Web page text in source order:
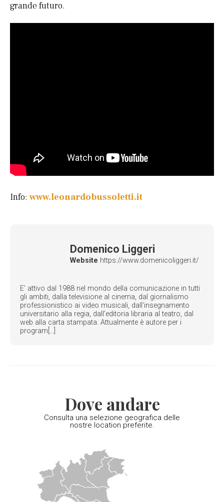
grande futuro.
Info: www.leonardobussoletti.it
Domenico Liggeri
Website https://www.domenicoliggeri.it/
E’ attivo dal 1988 nel mondo della comunicazione in tutti
gli ambiti, dalla televisione al cinema, dal giornalismo
professionistico ai video musicali, dall’insegnamento
universitario alla regia, dall’editoria libraria al teatro, dal
web alla carta stampata. Attualmente è autore per i
program[...]
Dove andare
Consulta una selezione geografica delle
nostre location preferite.